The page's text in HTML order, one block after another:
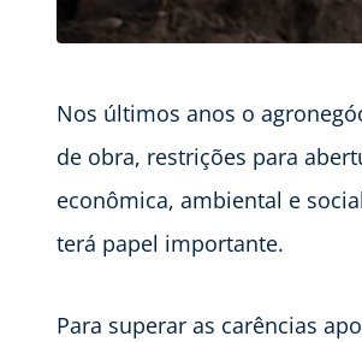
Nos últimos anos o
de obra, restrições para
econômica, ambiental e
terá papel importante.
Para superar as carências